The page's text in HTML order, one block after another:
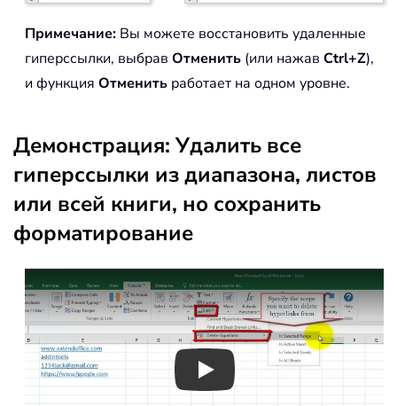
Примечание: Вы можете восстановить удаленные
гиперссылки, выбрав Отменить (или нажав Ctrl+Z),
и функция Отменить работает на одном уровне.
Демонстрация: Удалить все
гиперссылки из диапазона, листов
или всей книги, но сохранить
форматирование
Play